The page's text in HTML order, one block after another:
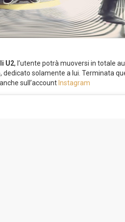
U2, l’utente potrà muoversi in totale
dedicato solamente a lui. Terminata
sull’accountInstagram